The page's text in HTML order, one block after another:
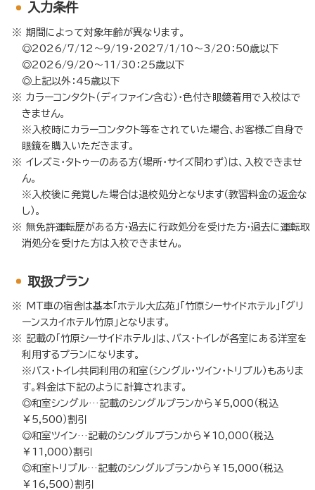
入力条件
期間によって対象年齢が異なります。
◎2026/7/12～9/19・2027/1/10～3/20：50歳以下
◎2026/9/20～11/30：25歳以下
◎上記以外：45歳以下
カラーコンタクト（ディファイン含む）・色付き眼鏡着用で入校はで
きません。
※入校時にカラーコンタクト等をされていた場合、お客様ご自身で
眼鏡を購入いただきます。
イレズミ・タトゥーのある方（場所・サイズ問わず）は、入校できませ
ん。
※入校後に発覚した場合は退校処分となります（教習料金の返金な
し）。
無免許運転歴がある方・過去に行政処分を受けた方・過去に運転取
消処分を受けた方は入校できません。
取扱プラン
MT車の宿舎は基本「ホテル大広苑」「竹原シーサイドホテル」「グリ
ーンスカイホテル竹原」となります。
記載の「竹原シーサイドホテル」は、バス・トイレが各室にある洋室を
利用するプランになります。
※バス・トイレ共同利用の和室（シングル・ツイン・トリプル）もありま
す。料金は下記のように計算されます。
◎和室シングル…記載のシングルプランから￥5,000（税込
￥5,500）割引
◎和室ツイン…記載のシングルプランから￥10,000（税込
￥11,000）割引
◎和室トリプル…記載のシングルプランから￥15,000（税込
￥16,500）割引